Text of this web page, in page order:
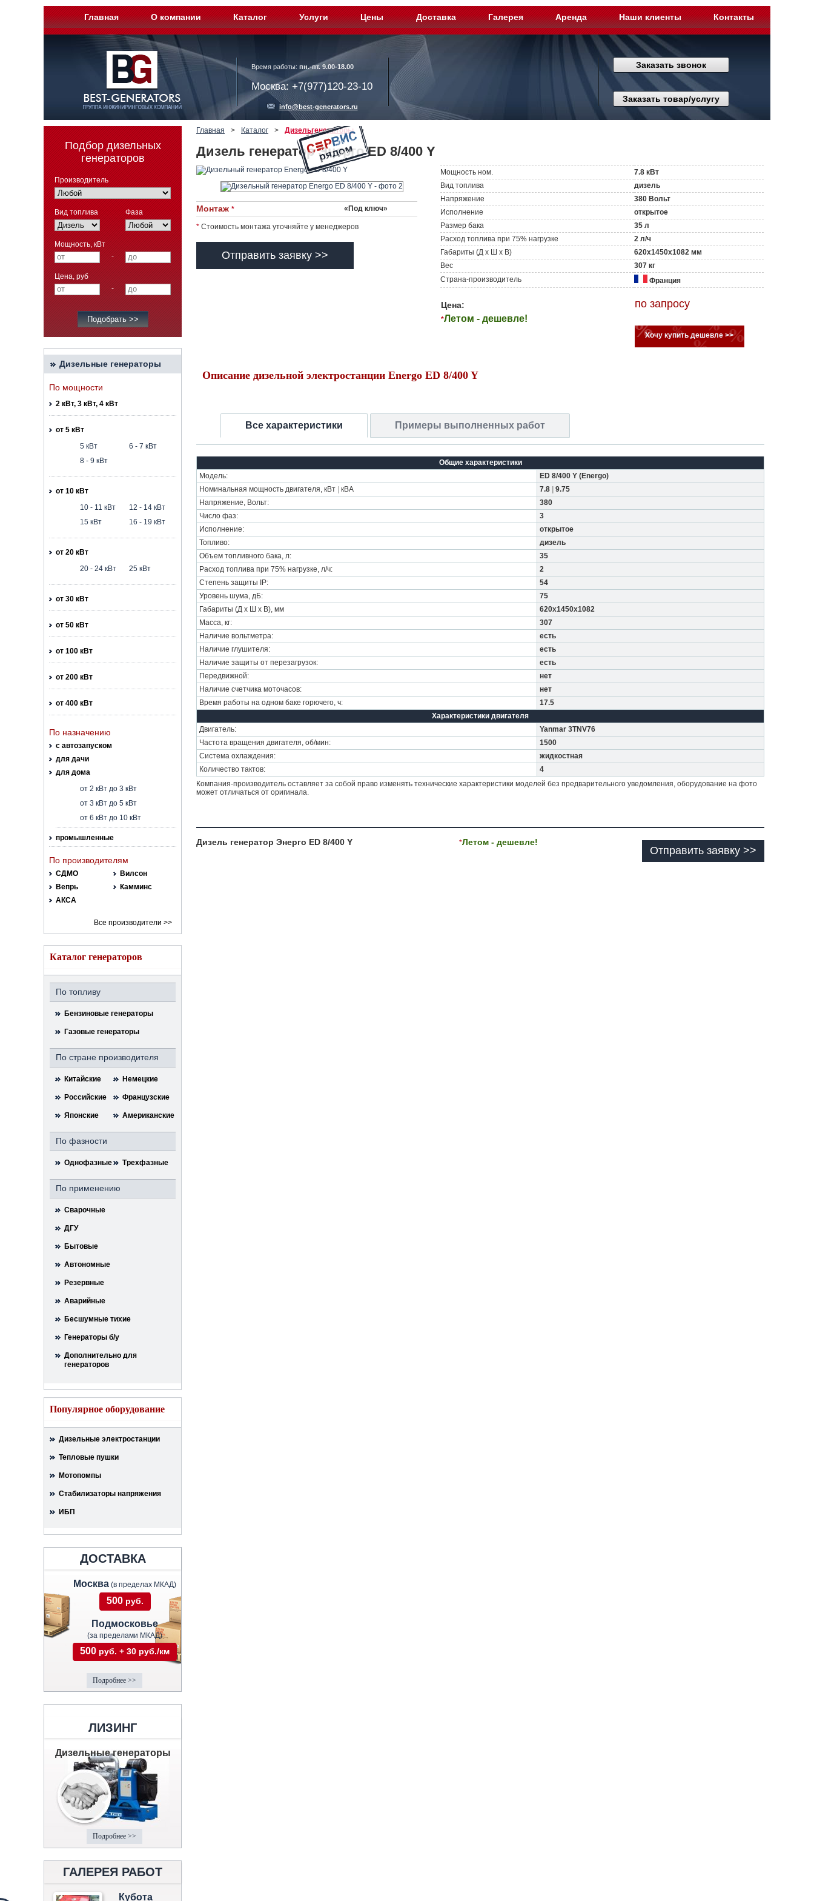
Главная О компании Каталог Услуги Цены Доставка Галерея Аренда Наши клиенты Контакты
Время работы: пн.-пт. 9.00-18.00
Москва: +7(977)120-23-10
info@best-generators.ru
Заказать звонок
Заказать товар/услугу
Подбор дизельных
генераторов
Производитель
Вид топлива Фаза
Мощность, кВт
-
Цена, руб
-
Дизельные генераторы
По мощности
2 кВт, 3 кВт, 4 кВт
от 5 кВт
5 кВт
6 - 7 кВт
8 - 9 кВт
от 10 кВт
10 - 11 кВт
12 - 14 кВт
15 кВт
16 - 19 кВт
от 20 кВт
20 - 24 кВт
25 кВт
от 30 кВт
от 50 кВт
от 100 кВт
от 200 кВт
от 400 кВт
По назначению
с автозапуском
для дачи
для дома
от 2 кВт до 3 кВт
от 3 кВт до 5 кВт
от 6 кВт до 10 кВт
промышленные
По производителям
СДМО
Вилсон
Вепрь
Камминс
АКСА
Все производители >>
Каталог генераторов
По топливу
Бензиновые генераторы
Газовые генераторы
По стране производителя
Китайские Немецкие
Российские Французские
Японские Американские
По фазности
Однофазные Трехфазные
По применению
Сварочные
ДГУ
Бытовые
Автономные
Резервные
Аварийные
Бесшумные тихие
Генераторы б/у
Дополнительно для
генераторов
Популярное оборудование
Дизельные электростанции
Тепловые пушки
Мотопомпы
Стабилизаторы напряжения
ИБП
ДОСТАВКА
Москва (в пределах МКАД)
500 руб.
Подмосковье
(за пределами МКАД)
500 руб. + 30 руб./км
Подробнее >>
ЛИЗИНГ
Дизельные генераторы
Подробнее >>
ГАЛЕРЕЯ РАБОТ
Кубота
Главная > Каталог > Дизельгенераторы >
Дизель генератор Энерго ED 8/400 Y
Монтаж * «Под ключ»
* Стоимость монтажа уточняйте у менеджеров
Отправить заявку >>
Мощность ном.
7.8 кВт
Вид топлива
дизель
Напряжение
380 Вольт
Исполнение
открытое
Размер бака
35 л
Расход топлива при 75% нагрузке
2 л/ч
Габариты (Д х Ш х В)
620x1450x1082 мм
Вес
307 кг
Страна-производитель
Франция
Цена: по запросу
*Летом - дешевле!
Хочу купить дешевле >>
Описание дизельной электростанции Energo ED 8/400 Y
Все характеристики Примеры выполненных работ
Общие характеристики
Модель:
ED 8/400 Y (Energo)
Номинальная мощность двигателя, кВт
кВА 7.8
9.75
Напряжение, Вольт:
380
Число фаз:
3
Исполнение:
открытое
Топливо:
дизель
Объем топливного бака, л:
35
Расход топлива при 75% нагрузке, л/ч:
2
Степень защиты IP:
54
Уровень шума, дБ:
75
Габариты (Д х Ш х В), мм
620x1450x1082
Масса, кг:
307
Наличие вольтметра:
есть
Наличие глушителя:
есть
Наличие защиты от перезагрузок:
есть
Передвижной:
нет
Наличие счетчика моточасов:
нет
Время работы на одном баке горючего, ч:
17.5
Характеристики двигателя
Двигатель:
Yanmar 3TNV76
Частота вращения двигателя, об/мин:
1500
Система охлаждения:
жидкостная
Количество тактов:
4
Компания-производитель оставляет за собой право изменять технические характеристики моделей без предварительного уведомления, оборудование на фото
может отличаться от оригинала.
Дизель генератор Энерго ED 8/400 Y *Летом - дешевле!
Отправить заявку >>